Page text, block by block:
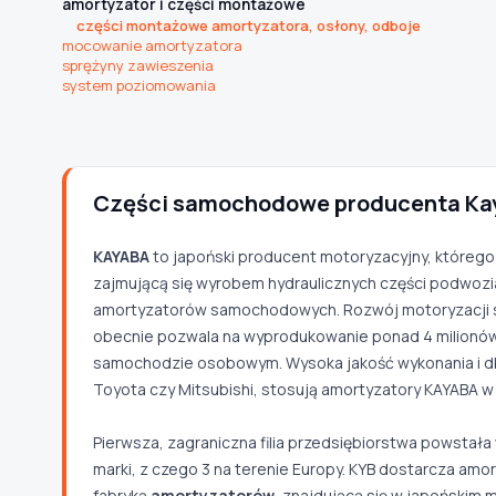
TYP / SILNIK
amortyzator i części montażowe
części montażowe amortyzatora, osłony, odboje
mocowanie amortyzatora
sprężyny zawieszenia
system poziomowania
Części samochodowe producenta
KAYABAto japoński producent motoryzacyjny, którego
zajmującą się wyrobem hydraulicznych części
amortyzatorów samochodowych. Rozwój motoryzacji
obecnie pozwala na wyprodukowanie ponad 4
samochodzie osobowym. Wysoka jakość wykonania i
Toyota czy Mitsubishi, stosują amortyzatory KAYABA
Pierwsza, zagraniczna filia przedsiębiorstwa
marki, z czego 3 na terenie Europy. KYB dostarcza